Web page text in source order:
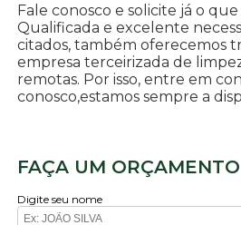
Fale conosco e solicite já o
Qualificada e excelente
citados, também oferecemos
empresa terceirizada de
remotas. Por isso, entre em
conosco,estamos sempre a
FAÇA UM ORÇAMENTO
Digite seu nome